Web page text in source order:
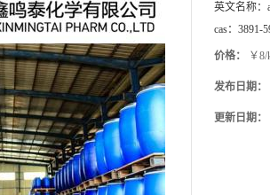
英文名称：
cas： 3891-
价格： ￥8/
发布日期：
更新日期：